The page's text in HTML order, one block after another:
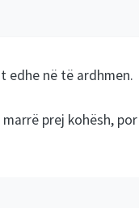
edhe në të ardhmen.
prej kohësh,